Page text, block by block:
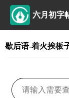
六月初字
歇后语-着火挨板